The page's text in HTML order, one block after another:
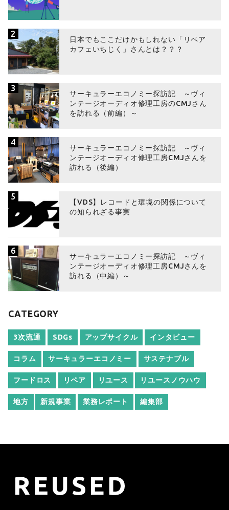
2
日本でもここだけかもしれない「リペア
カフェいちじく」さんとは？？？
3
サーキュラーエコノミー探訪記 ～ヴィ
ンテージオーディオ修理工房のCMJさん
を訪れる（前編）～
4
サーキュラーエコノミー探訪記 ～ヴィ
ンテージオーディオ修理工房CMJさんを
訪れる（後編）
5
【VDS】レコードと環境の関係について
の知られざる事実
6
サーキュラーエコノミー探訪記 ～ヴィ
ンテージオーディオ修理工房CMJさんを
訪れる（中編）～
CATEGORY
3次流通 SDGs アップサイクル インタビュー
コラム サーキュラーエコノミー サステナブル
フードロス リペア リユース リユースノウハウ
地方 新規事業 業務レポート 編集部